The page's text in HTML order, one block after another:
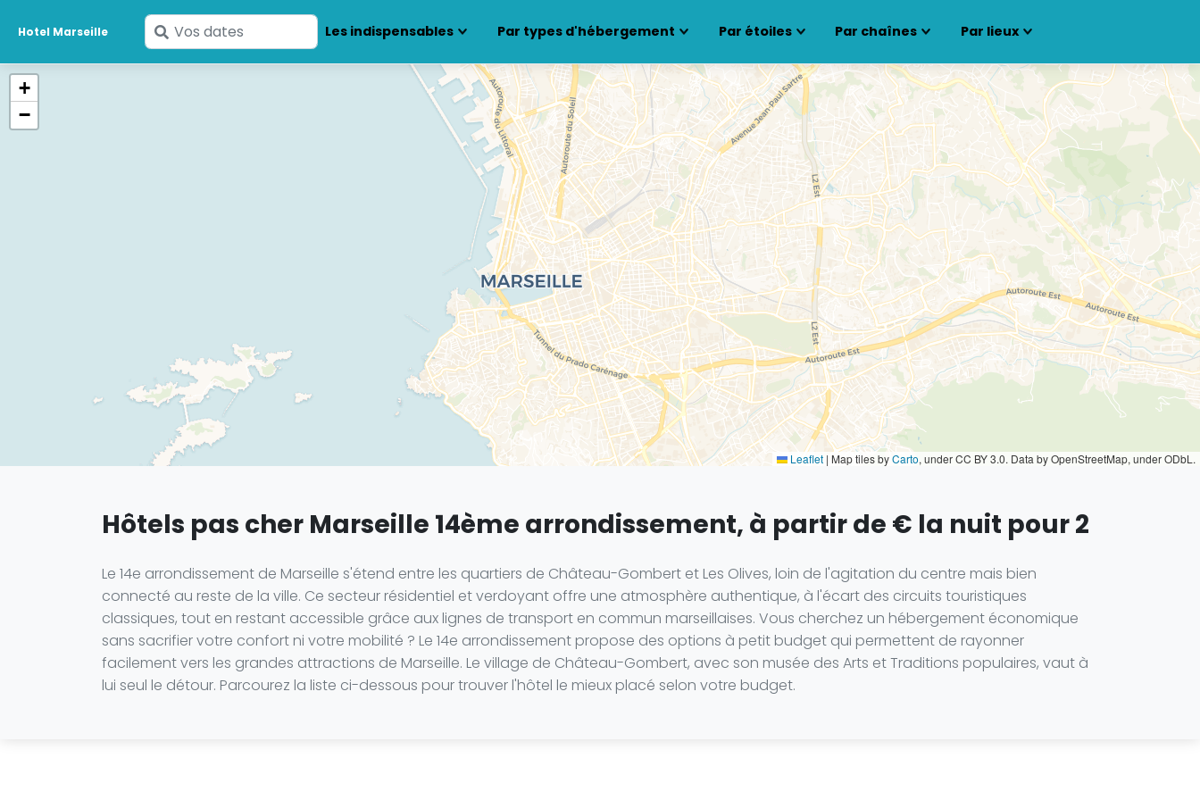
Hotel Marseille
Saisissez
vos
Les indispensables Par types d'hébergement Par étoiles Par chaînes Par lieux
+
−
Leaflet | Map tiles byCarto, under CC BY 3.0. Data by OpenStreetMap, under ODbL.
Hôtels pas cher Marseille 14ème arrondissement, à partir de € la nuit pour 2
Le 14e arrondissement de Marseille s'étend entre les quartiers de Château-Gombert et Les Olives, loin de l'agitation du centre mais bien
connecté au reste de la ville. Ce secteur résidentiel et verdoyant offre une atmosphère authentique, à l'écart des circuits touristiques
classiques, tout en restant accessible grâce aux lignes de transport en commun marseillaises. Vous cherchez un hébergement économique
sans sacrifier votre confort ni votre mobilité ? Le 14e arrondissement propose des options à petit budget qui permettent de rayonner
facilement vers les grandes attractions de Marseille. Le village de Château-Gombert, avec son musée des Arts et Traditions populaires, vaut à
lui seul le détour. Parcourez la liste ci-dessous pour trouver l'hôtel le mieux placé selon votre budget.